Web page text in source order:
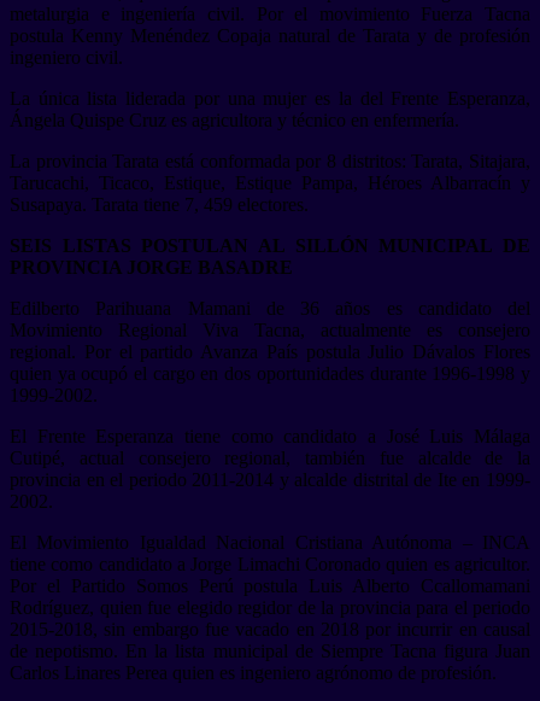
metalurgia e ingeniería civil. Por el movimiento Fuerza Tacna
postula Kenny Menéndez Copaja natural de Tarata y de profesión
ingeniero civil.
La única lista liderada por una mujer es la del Frente Esperanza,
Ángela Quispe Cruz es agricultora y técnico en enfermería.
La provincia Tarata está conformada por 8 distritos: Tarata, Sitajara,
Tarucachi, Ticaco, Estique, Estique Pampa, Héroes Albarracín y
Susapaya. Tarata tiene 7, 459 electores.
SEIS LISTAS POSTULAN AL SILLÓN MUNICIPAL DE
PROVINCIA JORGE BASADRE
Edilberto Parihuana Mamani de 36 años es candidato del
Movimiento Regional Viva Tacna, actualmente es consejero
regional. Por el partido Avanza País postula Julio Dávalos Flores
quien ya ocupó el cargo en dos oportunidades durante 1996-1998 y
1999-2002.
El Frente Esperanza tiene como candidato a José Luis Málaga
Cutipé, actual consejero regional, también fue alcalde de la
provincia en el periodo 2011-2014 y alcalde distrital de Ite en 1999-
2002.
El Movimiento Igualdad Nacional Cristiana Autónoma – INCA
tiene como candidato a Jorge Limachi Coronado quien es agricultor.
Por el Partido Somos Perú postula Luis Alberto Ccallomamani
Rodríguez, quien fue elegido regidor de la provincia para el periodo
2015-2018, sin embargo fue vacado en 2018 por incurrir en causal
de nepotismo. En la lista municipal de Siempre Tacna figura Juan
Carlos Linares Perea quien es ingeniero agrónomo de profesión.